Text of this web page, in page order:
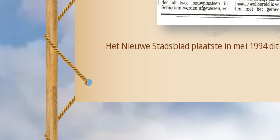
Het Nieuwe Stadsblad plaatste in mei 1994